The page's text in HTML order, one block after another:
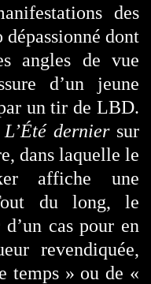
des
dont
angles de vue
d’un jeune
un tir de LBD.
L’Été derniersur
dans laquelle le
affiche une
du long, le
cas pour en
revendiquée,
temps » ou de «